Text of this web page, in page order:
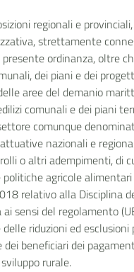
regionali e
strettamente
ordinanza, oltre
dei piani e dei
aree del demanio
comunali e dei piani
comunque
nazionali e
o altri adempimenti, di
agricole
relativo alla Disciplina
sensi del regolamento
riduzioni ed esclusioni
dei beneficiari dei
rurale.